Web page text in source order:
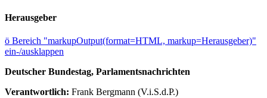
Herausgeber
ö Bereich "markupOutput(format=HTML, markup=Herausgeber)"
ein-/ausklappen
Deutscher Bundestag, Parlamentsnachrichten
Verantwortlich: Frank Bergmann (V.i.S.d.P.)